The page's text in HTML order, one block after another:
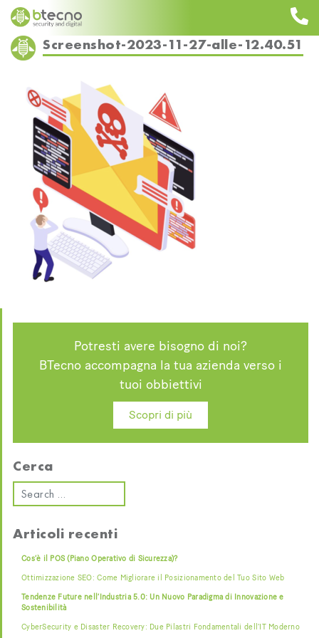
Skip
content
Screenshot-2023-11-27-alle-12.40.51
Potresti avere bisogno di noi?
BTecno accompagna la tua azienda verso i
tuoi obbiettivi
Scopri di più
Cerca
Articoli recenti
Cos’è il POS (Piano Operativo di Sicurezza)?
Ottimizzazione SEO: Come Migliorare il Posizionamento del Tuo Sito Web
Tendenze Future nell’Industria 5.0: Un Nuovo Paradigma di Innovazione e
Sostenibilità
CyberSecurity e Disaster Recovery: Due Pilastri Fondamentali dell’IT Moderno